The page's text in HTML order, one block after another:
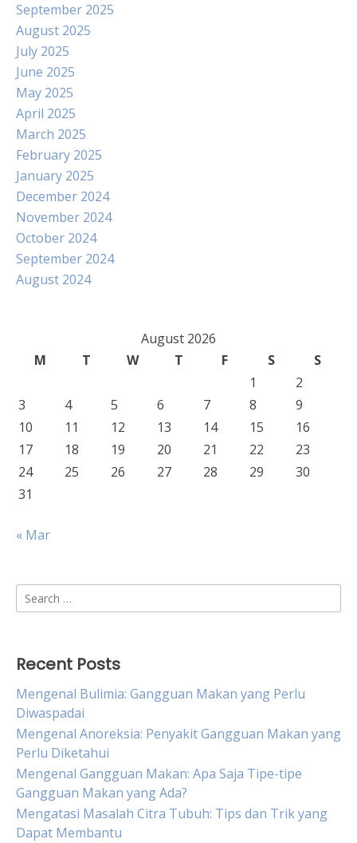
September 2025
August 2025
July 2025
June 2025
May 2025
April 2025
March 2025
February 2025
January 2025
December 2024
November 2024
October 2024
September 2024
August 2024
August 2026
M
T W T F S
S
1
2
3
4 5 6 7 8
9
10
11 12 13 14 15
16
17
18 19 20 21 22
23
24
25 26 27 28 29
30
31
« Mar
Search
for:
Recent Posts
Mengenal Bulimia: Gangguan Makan yang Perlu
Diwaspadai
Mengenal Anoreksia: Penyakit Gangguan Makan yang
Perlu Diketahui
Mengenal Gangguan Makan: Apa Saja Tipe-tipe
Gangguan Makan yang Ada?
Mengatasi Masalah Citra Tubuh: Tips dan Trik yang
Dapat Membantu